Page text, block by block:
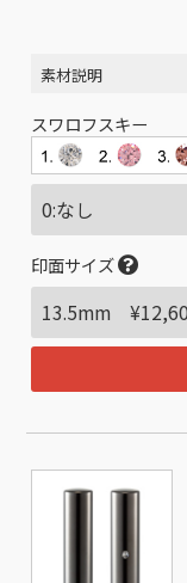
素材説明
スワロフスキー
印面サイズ